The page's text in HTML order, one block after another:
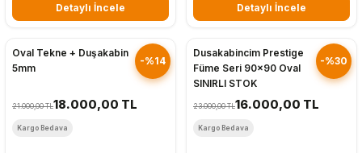
Detaylı İncele Detaylı İncele
-%14
Oval Tekne + Duşakabin
5mm
21.000,00 TL18.000,00 TL
Kargo Bedava
-%30
Dusakabincim Prestige
Füme Seri 90x90 Oval
SINIRLI STOK
23.000,00 TL16.000,00 TL
Kargo Bedava